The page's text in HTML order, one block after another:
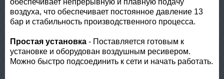
обеспечивает непрерывную и плавную подачу
воздуха, что обеспечивает постоянное давление 13
бар и стабильность производственного процесса.
Простая установка - Поставляется готовым к
установке и оборудован воздушным ресивером.
Можно быстро подсоединить к сети и начать работать.